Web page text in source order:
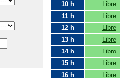
10 h
Libre
11 h
Libre
12 h
Libre
13 h
Libre
14 h
Libre
15 h
Libre
16 h
Libre